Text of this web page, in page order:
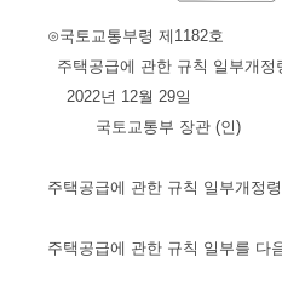
⊙국토교통부령 제1182호
주택공급에 관한 규칙 일부개정
2022년 12월 29일
국토교통부 장관 (인)
주택공급에 관한 규칙 일부개정령
주택공급에 관한 규칙 일부를 다